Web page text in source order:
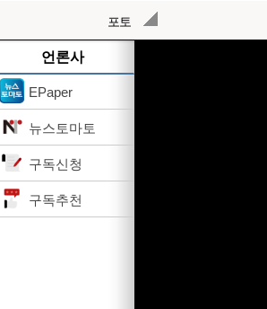
포토
언론사
EPaper
뉴스토마토
구독신청
구독추천